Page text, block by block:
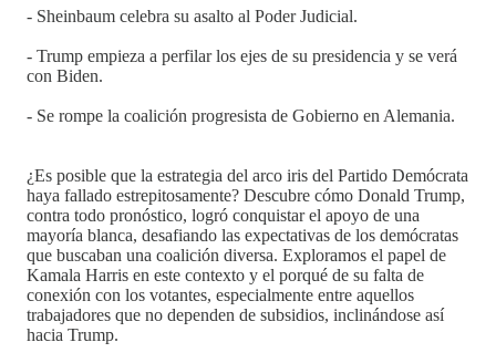
- Sheinbaum celebra su asalto al Poder Judicial.
- Trump empieza a perfilar los ejes de su presidencia y se verá
con Biden.
- Se rompe la coalición progresista de Gobierno en Alemania.
¿Es posible que la estrategia del arco iris del Partido Demócrata
haya fallado estrepitosamente? Descubre cómo Donald Trump,
contra todo pronóstico, logró conquistar el apoyo de una
mayoría blanca, desafiando las expectativas de los demócratas
que buscaban una coalición diversa. Exploramos el papel de
Kamala Harris en este contexto y el porqué de su falta de
conexión con los votantes, especialmente entre aquellos
trabajadores que no dependen de subsidios, inclinándose así
hacia Trump.